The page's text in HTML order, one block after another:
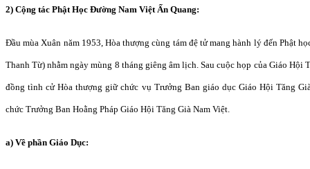
2) Cộng tác Phật Học Đường Nam Việt Ấn Quang:
Đầu mùa Xuân năm 1953, Hòa thượng cùng tám đệ tử mang hành lý đến Phật
Thanh Từ) nhằm ngày mùng 8 tháng giêng âm lịch. Sau cuộc họp của Giáo Hội
đồng tình cử Hòa thượng giữ chức vụ Trưởng Ban giáo dục Giáo Hội Tăng
chức Trưởng Ban Hoằng Pháp Giáo Hội Tăng Già Nam Việt.
a) Về phần Giáo Dục: